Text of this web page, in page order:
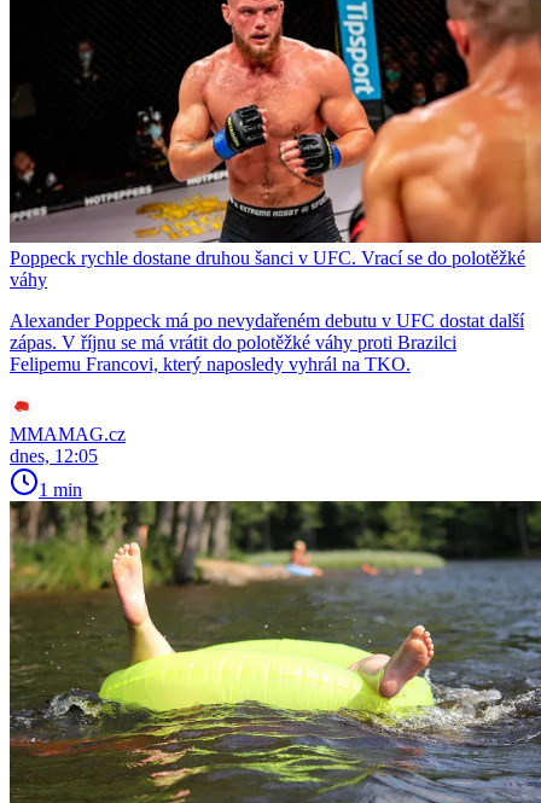
Poppeck rychle dostane druhou šanci v UFC. Vrací se do polotěžké
váhy
Alexander Poppeck má po nevydařeném debutu v UFC dostat další
zápas. V říjnu se má vrátit do polotěžké váhy proti Brazilci
Felipemu Francovi, který naposledy vyhrál na TKO.
MMAMAG.cz
dnes, 12:05
1 min